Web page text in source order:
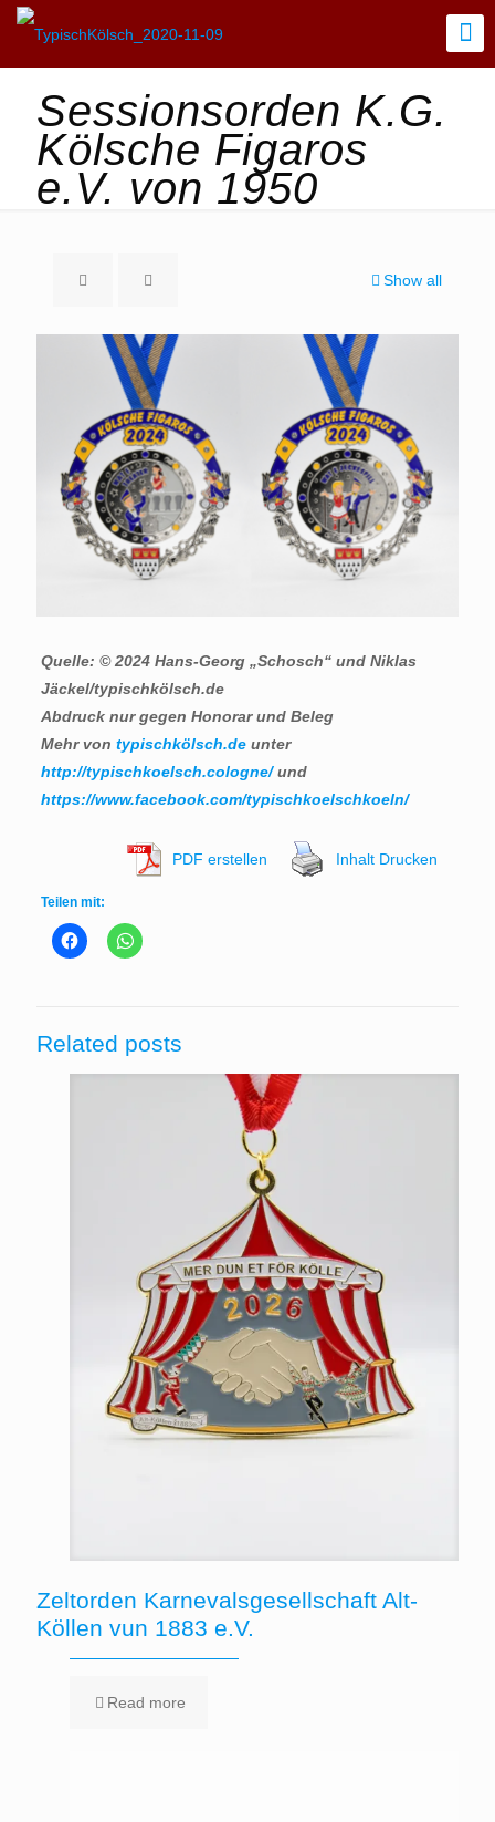
Sessionsorden K.G.
Kölsche Figaros
e.V. von 1950
Show all
Quelle: © 2024 Hans-Georg „Schosch“ und Niklas
Jäckel/typischkölsch.de
Abdruck nur gegen Honorar und Beleg
Mehr von typischkölsch.deunter
http://typischkoelsch.cologne/und
https://www.facebook.com/typischkoelschkoeln/
PDF erstellen Inhalt Drucken
Teilen mit:
Related posts
Zeltorden Karnevalsgesellschaft Alt-
Köllen vun 1883 e.V.
Read more